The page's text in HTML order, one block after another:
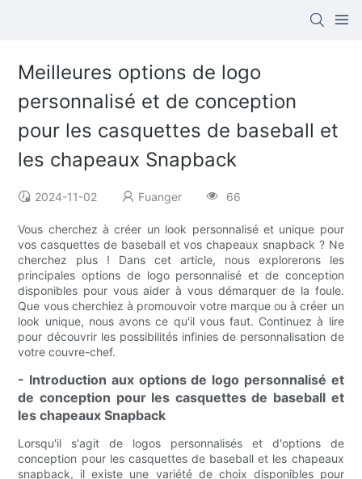
Meilleures options de logo
personnalisé et de conception
pour les casquettes de baseball et
les chapeaux Snapback
2024-11-02 Fuanger 66
Vous cherchez à créer un look personnalisé et unique pour
vos casquettes de baseball et vos chapeaux snapback ? Ne
cherchez plus ! Dans cet article, nous explorerons les
principales options de logo personnalisé et de conception
disponibles pour vous aider à vous démarquer de la foule.
Que vous cherchiez à promouvoir votre marque ou à créer un
look unique, nous avons ce qu'il vous faut. Continuez à lire
pour découvrir les possibilités infinies de personnalisation de
votre couvre-chef.
- Introduction aux options de logo personnalisé et
de conception pour les casquettes de baseball et
les chapeaux Snapback
Lorsqu'il s'agit de logos personnalisés et d'options de
conception pour les casquettes de baseball et les chapeaux
snapback, il existe une variété de choix disponibles pour